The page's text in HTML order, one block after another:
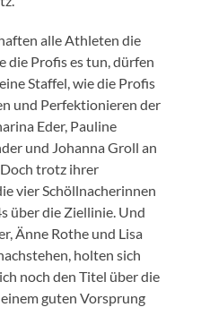
alle Athleten die
die Profis es tun, dürfen
Staffel, wie die Profis
und Perfektionieren der
Eder, Pauline
und Johanna Groll an
trotz ihrer
vier Schöllnacherinnen
über die Ziellinie. Und
Änne Rothe und Lisa
holten sich
noch den Titel über die
guten Vorsprung